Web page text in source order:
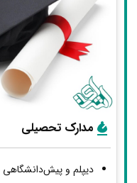
مدارک تحصیلی
دیپلم و پیش‌دانشگاهی